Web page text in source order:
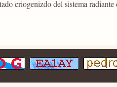
criogenizdo del sistema radiante